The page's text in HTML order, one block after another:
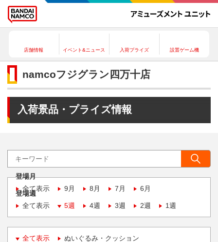
店舗情報 イベント&ニュース 入荷プライズ 設置ゲーム機
namcoフジグラン四万十店
入荷景品・プライズ情報
登場月
全て表示
9月 8月 7月 6月
登場週
全て表示
5週 4週 3週 2週 1週
全て表示 ぬいぐるみ・クッション